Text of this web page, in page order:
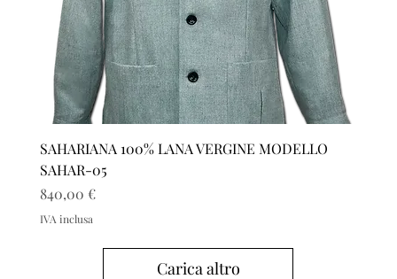
SAHARIANA 100% LANA VERGINE MODELLO
SAHAR-05
Prezzo
840,00 €
IVA inclusa
Carica altro